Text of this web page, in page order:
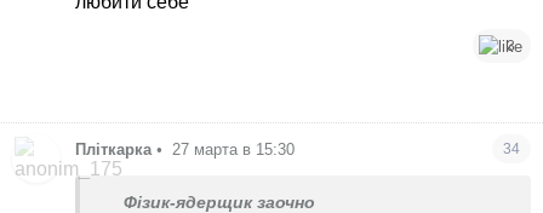
3
Пліткарка • 27 марта в 15:30 34
Фізик-ядерщик заочно